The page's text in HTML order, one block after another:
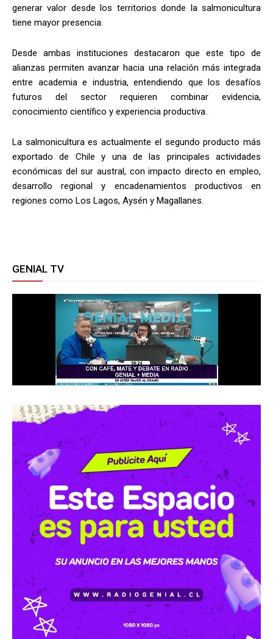
generar valor desde los territorios donde la salmonicultura
tiene mayor presencia.
Desde ambas instituciones destacaron que este tipo de
alianzas permiten avanzar hacia una relación más integrada
entre academia e industria, entendiendo que los desafíos
futuros del sector requieren combinar evidencia,
conocimiento científico y experiencia productiva.
La salmonicultura es actualmente el segundo producto más
exportado de Chile y una de las principales actividades
económicas del sur austral, con impacto directo en empleo,
desarrollo regional y encadenamientos productivos en
regiones como Los Lagos, Aysén y Magallanes.
GENIAL TV